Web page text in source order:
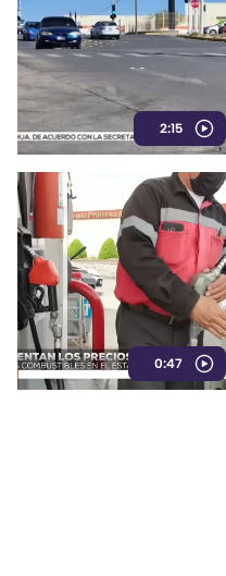
2:15
0:47